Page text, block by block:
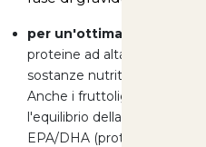
per un'ottimale
proteine ad alta digeribilità
sostanze nutritive non
Anche i fruttoligosaccaridi,
l'equilibrio della flora
EPA/DHA (proteggono la